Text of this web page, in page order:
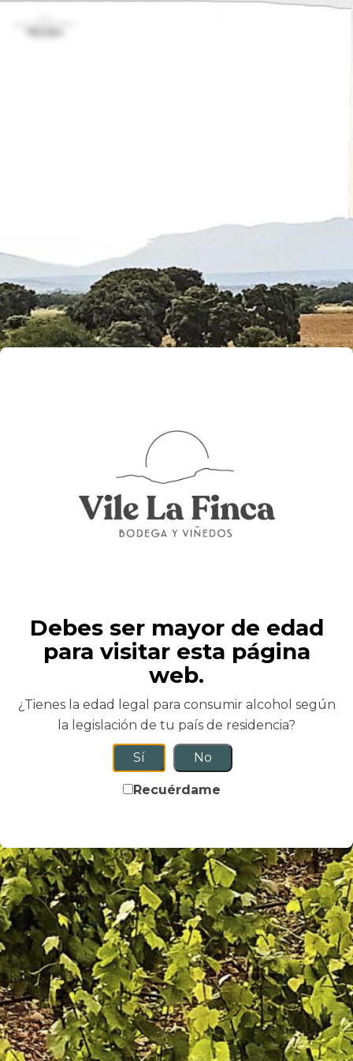
Debes ser mayor de edad
para visitar esta página
web.
¿Tienes la edad legal para consumir alcohol según
la legislación de tu país de residencia?
Sí No
Recuérdame
1
Resultados
encontrados
Tapeo más paseo 15.00€
TAPEO MÁS PASEO
Privacidad